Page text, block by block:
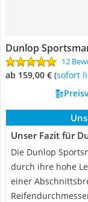
Dunlop
12
ab 159,00 € ( Sofort
Unser Fazit für
Die Dunlop
durch ihre hohe
einer